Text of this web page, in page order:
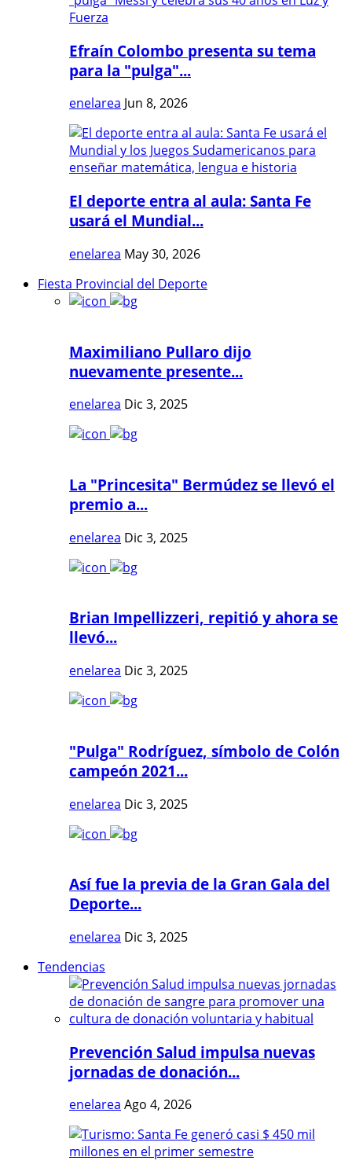
Efraín Colombo presenta su tema
para la "pulga"...
enelarea Jun 8, 2026
El deporte entra al aula: Santa Fe
usará el Mundial...
enelarea May 30, 2026
Fiesta Provincial del Deporte
Maximiliano Pullaro dijo
nuevamente presente...
enelarea Dic 3, 2025
La "Princesita" Bermúdez se llevó el
premio a...
enelarea Dic 3, 2025
Brian Impellizzeri, repitió y ahora se
llevó...
enelarea Dic 3, 2025
"Pulga" Rodríguez, símbolo de Colón
campeón 2021...
enelarea Dic 3, 2025
Así fue la previa de la Gran Gala del
Deporte...
enelarea Dic 3, 2025
Tendencias
Prevención Salud impulsa nuevas
jornadas de donación...
enelarea Ago 4, 2026